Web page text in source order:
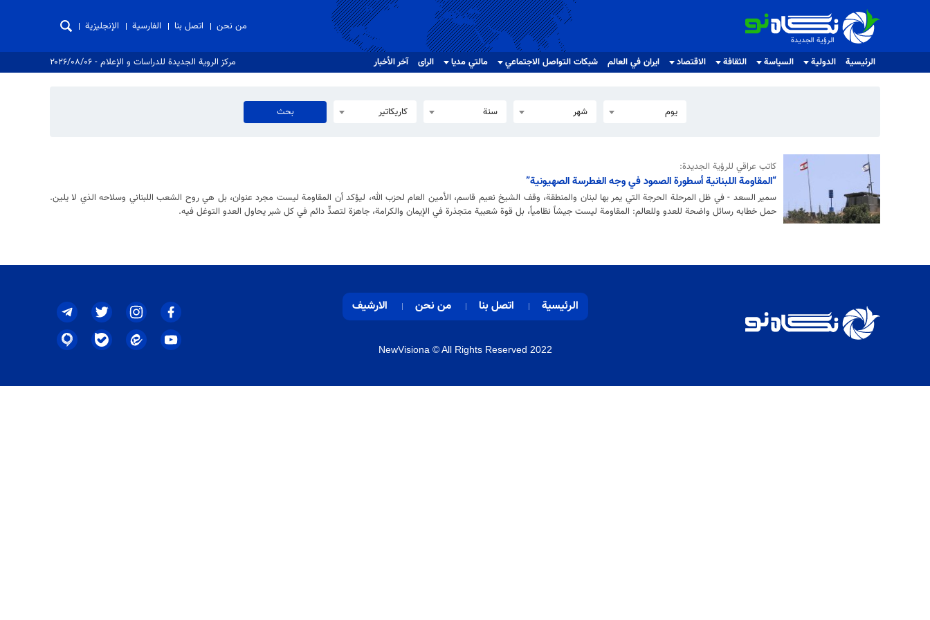
الرؤية الجديدة
الرؤية الجديدة
من نحن اتصل بنا الفارسية الإنجليزية
الرئيسية الدولية السياسة الثقافة الاقتصاد ايران في العالم شبکات التواصل الاجتماعي مالتي مدیا الرای آخر الأخبار مركز الروية الجدیدة للدراسات و الإعلام - ۲۰۲۶/۰۸/۰۶
يوم شهر سنة كاريكاتير
كاتب عراقي للرؤية الجديدة:
“المقاومة اللبنانية أسطورة الصمود في وجه الغطرسة الصهيونية”
سمير السعد - في ظل المرحلة الحرجة التي يمر بها لبنان والمنطقة، وقف الشيخ نعيم قاسم، الأمين العام لحزب الله، ليؤكد أن المقاومة ليست مجرد عنوان، بل هي روح الشعب اللبناني وسلاحه الذي لا يلين.
حمل خطابه رسائل واضحة للعدو وللعالم: المقاومة ليست جيشاً نظامياً، بل قوة شعبية متجذرة في الإيمان والكرامة، جاهزة لتصدٍّ دائم في كل شبر يحاول العدو التوغل فيه.
الرئيسية اتصل بنا من نحن الارشيف
NewVisiona © All Rights Reserved 2022